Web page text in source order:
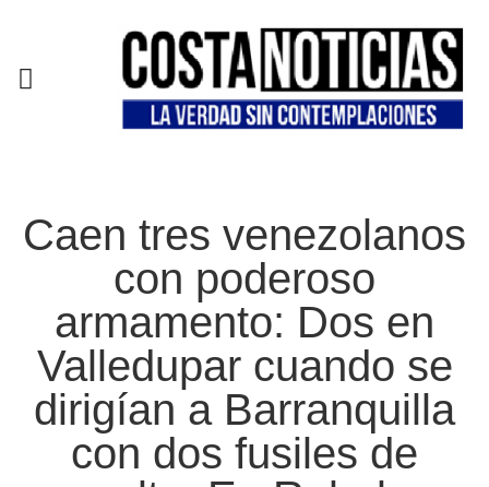
Caen tres venezolanos
con poderoso
armamento: Dos en
Valledupar cuando se
dirigían a Barranquilla
con dos fusiles de